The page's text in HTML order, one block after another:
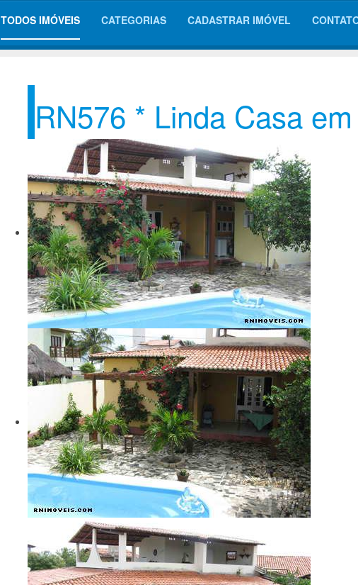
TODOS IMÓVEIS CATEGORIAS CADASTRAR IMÓVEL
RN576 * Linda Casa